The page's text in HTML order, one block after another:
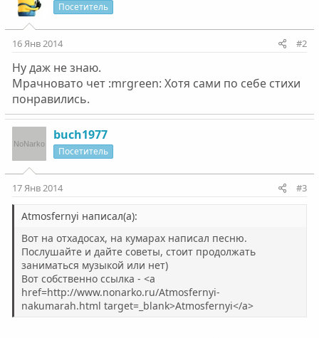
Посетитель
16 Янв 2014 #2
Ну даж не знаю.
Мрачновато чет :mrgreen: Хотя сами по себе стихи
понравились.
buch1977
Посетитель
17 Янв 2014 #3
Atmosfernyi написал(а):
Вот на отхадосах, на кумарах написал песню.
Послушайте и дайте советы, стоит продолжать
заниматься музыкой или нет)
Вот собственно ссылка - <a
href=http://www.nonarko.ru/Atmosfernyi-
nakumarah.html target=_blank>Atmosfernyi</a>